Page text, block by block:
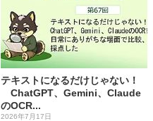
テキストになるだけじゃない！
ChatGPT、Gemini、Claude
のOCR...
2026年7月17日